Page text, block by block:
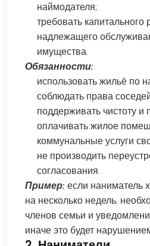
наймодателя;
требовать капитального
надлежащего
имущества.
Обязанности:
использовать жильё по
соблюдать права
поддерживать чистоту и
оплачивать жилое
коммунальные услуги
не производить
согласования.
Пример: если наниматель
на несколько недель,
членов семьи и
иначе это будет